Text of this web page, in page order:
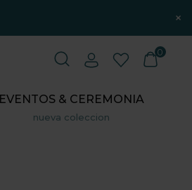
×
EVENTOS & CEREMONIA
nueva coleccion
0